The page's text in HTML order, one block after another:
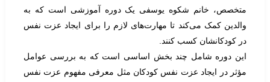
متخصص، خانم شکوه یوسفی یک دوره آموزشی است که به
والدین کمک می‌کند تا مهارت‌های لازم را برای ایجاد عزت نفس
در کودکانشان کسب کنند.
این دوره شامل چند بخش اساسی است که به بررسی عوامل
مؤثر در ایجاد عزت نفس کودکان مثل معرفی مفهوم عزت نفس